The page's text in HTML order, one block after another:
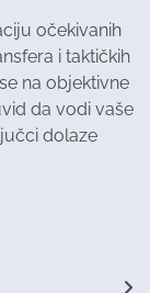
očekivanih
i taktičkih
na objektivne
da vodi vaše
dolaze